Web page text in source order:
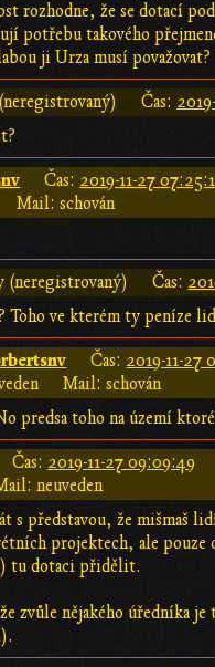
rozhodne, že se dotací
potřebu takového
ji Urza musí považovat?
Čas:
Čas: 2019-11-27
Mail: schován
(neregistrovaný) Čas:
Toho ve kterém ty peníze
Čas: 2019-11-27
Mail: schován
predsa toho na území
Čas: 2019-11-27 09:09:49
neuveden
s představou, že mišmaš
projektech, ale
tu dotaci přidělit.
zvůle nějakého úředníka